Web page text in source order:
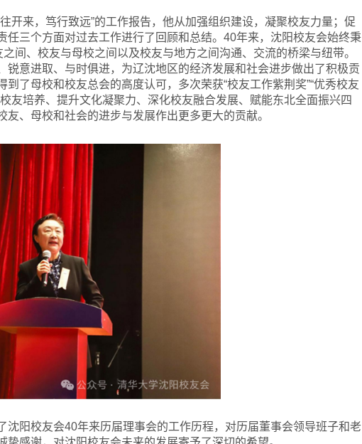
开来，笃行致远”的工作报告，他从加强组织建设，凝聚校友力量；促
三个方面对过去工作进行了回顾和总结。40年来，沈阳校友会始终秉
间、校友与母校之间以及校友与地方之间沟通、交流的桥梁与纽带。
意进取、与时俱进，为辽沈地区的经济发展和社会进步做出了积极贡
了母校和校友总会的高度认可，多次荣获“校友工作紫荆奖”“优秀校友
友培养、提升文化凝聚力、深化校友融合发展、赋能东北全面振兴四
、母校和社会的进步与发展作出更多更大的贡献。
沈阳校友会40年来历届理事会的工作历程，对历届董事会领导班子和老